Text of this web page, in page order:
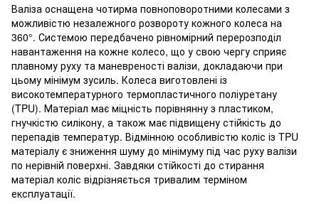
Валіза оснащена чотирма повноповоротними колесами з
можливістю незалежного розвороту кожного колеса на
360°. Системою передбачено рівномірний перерозподіл
навантаження на кожне колесо, що у свою чергу сприяє
плавному руху та маневреності валізи, докладаючи при
цьому мінімум зусиль. Колеса виготовлені із
високотемпературного термопластичного поліуретану
(TPU). Матеріал має міцність порівнянну з пластиком,
гнучкістю силікону, а також має підвищену стійкість до
перепадів температур. Відмінною особливістю коліс із TPU
матеріалу є зниження шуму до мінімуму під час руху валізи
по нерівній поверхні. Завдяки стійкості до стирання
матеріал коліс відрізняється тривалим терміном
експлуатації.